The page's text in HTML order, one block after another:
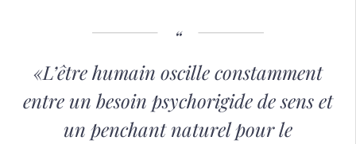
«L’être humain oscille constamment
entre un besoin psychorigide de sens et
un penchant naturel pour le